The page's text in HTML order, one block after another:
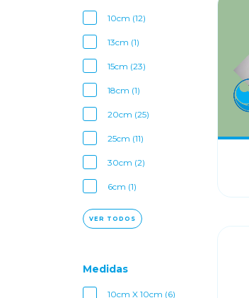
10cm (12)
13cm (1)
15cm (23)
18cm (1)
20cm (25)
25cm (11)
30cm (2)
6cm (1)
VER TODOS
Medidas
10cm X 10cm (6)